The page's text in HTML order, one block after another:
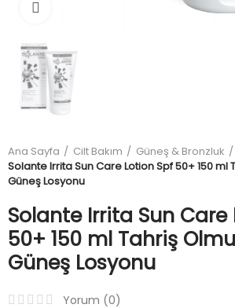
Ana Sayfa Cilt Bakım
Güneş & Bronzluk
Solante Irrita Sun Care Lotion Spf 50+ 150 ml
Güneş Losyonu
Solante Irrita Sun Care
50+ 150 ml Tahriş
Güneş Losyonu
Yorum (0)